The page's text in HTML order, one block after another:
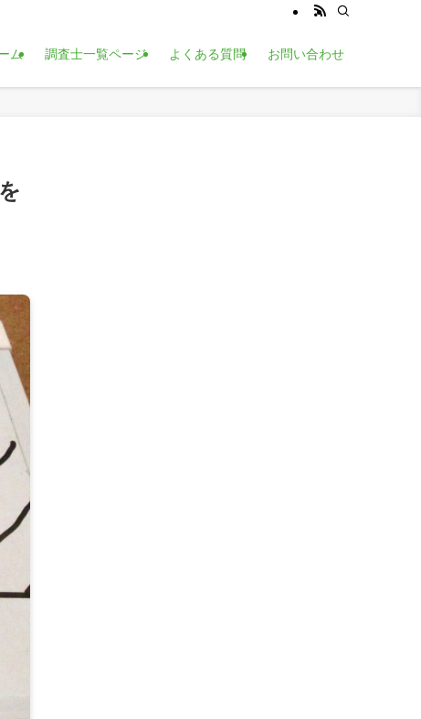
ム 調査士一覧ページ よくある質問 お問い合わせ